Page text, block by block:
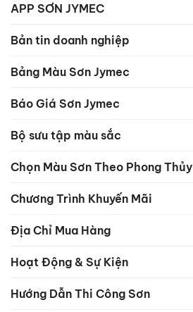
APP SƠN JYMEC
Bản tin doanh nghiệp
Bảng Màu Sơn Jymec
Báo Giá Sơn Jymec
Bộ sưu tập màu sắc
Chọn Màu Sơn Theo Phong Thủy
Chương Trình Khuyến Mãi
Địa Chỉ Mua Hàng
Hoạt Động & Sự Kiện
Hướng Dẫn Thi Công Sơn